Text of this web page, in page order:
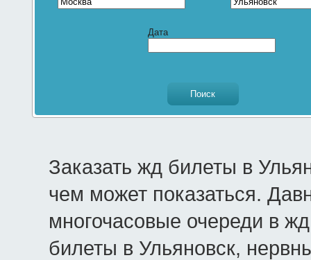
Дата
Заказать жд билеты в
чем может показаться.
многочасовые очереди в
билеты в Ульяновск,